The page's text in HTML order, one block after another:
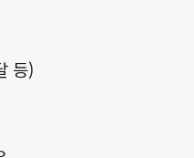
등)